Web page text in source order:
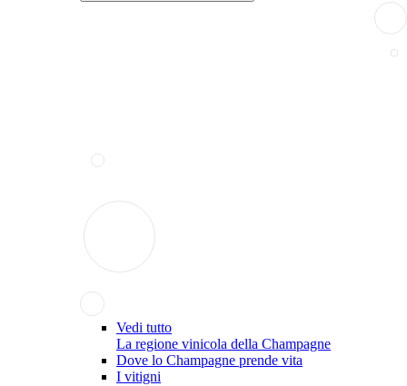
Vedi tutto
La regione vinicola della Champagne
Dove lo Champagne prende vita
I vitigni